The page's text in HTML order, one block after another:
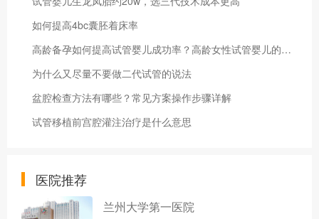
如何提高4bc囊胚着床率
高龄备孕如何提高试管婴儿成功率？高龄女性试管婴儿的成功率有多高？
为什么又尽量不要做二代试管的说法
盆腔检查方法有哪些？常见方案操作步骤详解
试管移植前宫腔灌注治疗是什么意思
医院推荐
兰州大学第一医院